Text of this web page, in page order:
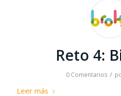
Reto 4:
0 Comentarios /
Leer más